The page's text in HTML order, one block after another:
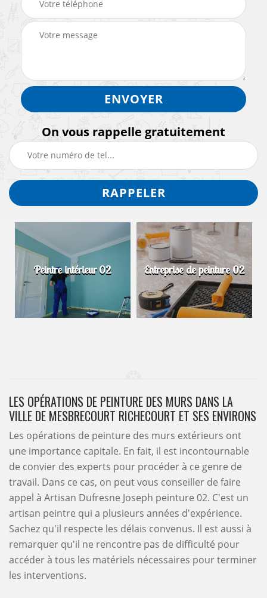
On vous rappelle gratuitement
Peintre intérieur 02 Entreprise de peinture 02
LES OPÉRATIONS DE PEINTURE DES MURS DANS LA
VILLE DE MESBRECOURT RICHECOURT ET SES ENVIRONS
Les opérations de peinture des murs extérieurs ont
une importance capitale. En fait, il est incontournable
de convier des experts pour procéder à ce genre de
travail. Dans ce cas, on peut vous conseiller de faire
appel à Artisan Dufresne Joseph peinture 02. C'est un
artisan peintre qui a plusieurs années d'expérience.
Sachez qu'il respecte les délais convenus. Il est aussi à
remarquer qu'il ne rencontre pas de difficulté pour
accéder à tous les matériels nécessaires pour terminer
les interventions.